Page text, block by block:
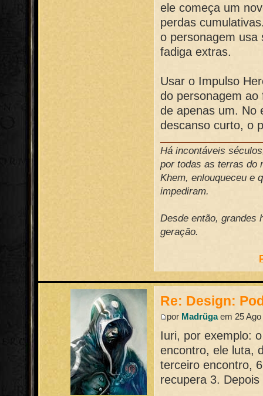
ele começa um
perdas
o personagem usa
fadiga extras.
Usar o Impulso
do personagem
de apenas um. No
descanso curto, o
Há incontáveis
por todas as terras do
Khem, enlouqueceu e
impediram.
Desde então, grandes
geração.
Re: Design:
por Madrügaem 25 Ago
Iuri, por exemplo:
encontro, ele luta,
terceiro encontro,
recupera 3.